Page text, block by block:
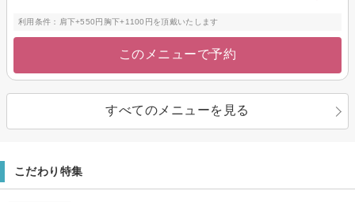
利用条件：肩下+550円胸下+1100円を頂戴いたします
このメニューで予約
すべてのメニューを見る
こだわり特集